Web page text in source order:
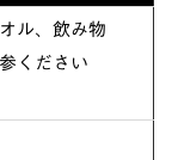
ル、飲み物
ください